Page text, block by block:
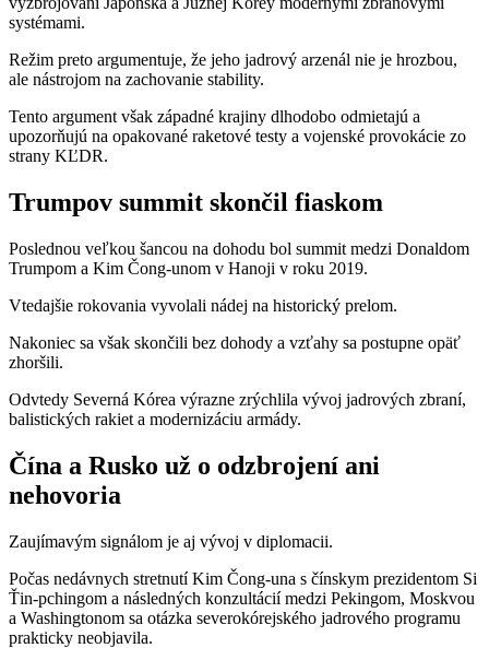
systémami.
Režim preto argumentuje, že jeho jadrový arzenál nie je hrozbou,
ale nástrojom na zachovanie stability.
Tento argument však západné krajiny dlhodobo odmietajú a
upozorňujú na opakované raketové testy a vojenské provokácie zo
strany KĽDR.
Trumpov summit skončil fiaskom
Poslednou veľkou šancou na dohodu bol summit medzi Donaldom
Trumpom a Kim Čong-unom v Hanoji v roku 2019.
Vtedajšie rokovania vyvolali nádej na historický prelom.
Nakoniec sa však skončili bez dohody a vzťahy sa postupne opäť
zhoršili.
Odvtedy Severná Kórea výrazne zrýchlila vývoj jadrových zbraní,
balistických rakiet a modernizáciu armády.
Čína a Rusko už o odzbrojení ani
nehovoria
Zaujímavým signálom je aj vývoj v diplomacii.
Počas nedávnych stretnutí Kim Čong-una s čínskym prezidentom Si
Ťin-pchingom a následných konzultácií medzi Pekingom, Moskvou
a Washingtonom sa otázka severokórejského jadrového programu
prakticky neobjavila.